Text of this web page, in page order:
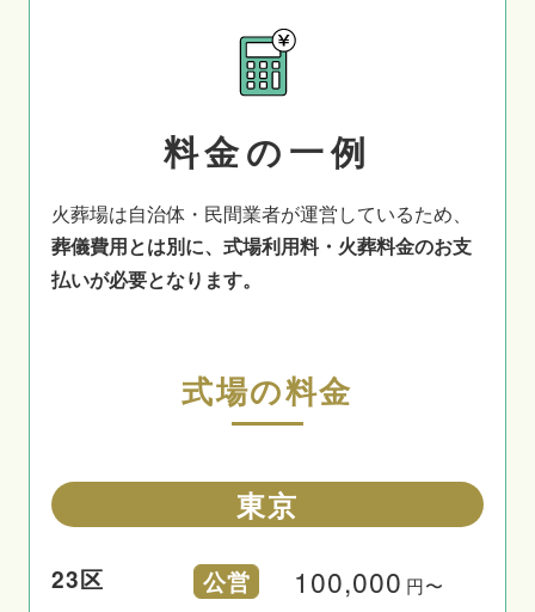
料金の一例
火葬場は自治体・民間業者が運営しているため、
葬儀費用とは別に、式場利用料・火葬料金のお支
払いが必要となります。
式場の料金
東京
23区 公営 100,000 円〜